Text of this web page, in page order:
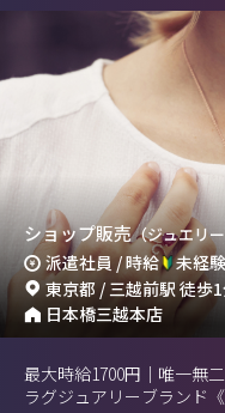
ショップ販売（ジュエリ
派遣社員 / 時給 未経
東京都 / 三越前駅 徒歩
日本橋三越本店
最大時給1700円｜唯一無
ラグジュアリーブランド